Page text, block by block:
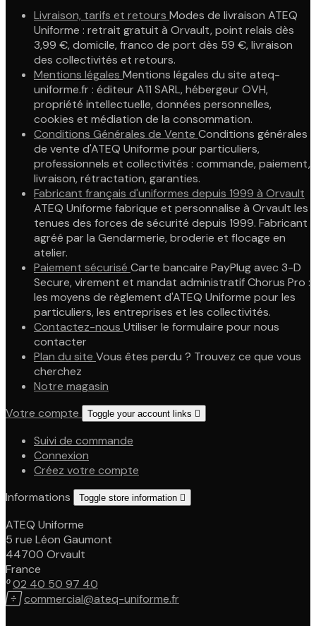
Livraison, tarifs et retours Modes de livraison ATEQ
Uniforme : retrait gratuit à Orvault, point relais dès
3,99 €, domicile, franco de port dès 59 €, livraison
des collectivités et retours.
Mentions légales Mentions légales du site ateq-
uniforme.fr : éditeur A11 SARL, hébergeur OVH,
propriété intellectuelle, données personnelles,
cookies et médiation de la consommation.
Conditions Générales de Vente Conditions générales
de vente d'ATEQ Uniforme pour particuliers,
professionnels et collectivités : commande, paiement,
livraison, rétractation, garanties.
Fabricant français d'uniformes depuis 1999 à Orvault
ATEQ Uniforme fabrique et personnalise à Orvault les
tenues des forces de sécurité depuis 1999. Fabricant
agréé par la Gendarmerie, broderie et flocage en
atelier.
Paiement sécurisé Carte bancaire PayPlug avec 3-D
Secure, virement et mandat administratif Chorus Pro :
les moyens de règlement d'ATEQ Uniforme pour les
particuliers, les entreprises et les collectivités.
Contactez-nous Utiliser le formulaire pour nous
contacter
Plan du site Vous êtes perdu ? Trouvez ce que vous
cherchez
Notre magasin
Votre compte
Toggle your account links 
Suivi de commande
Connexion
Créez votre compte
Informations
Toggle store information 
ATEQ Uniforme
5 rue Léon Gaumont
44700 Orvault
France
02 40 50 97 40
commercial@ateq-uniforme.fr